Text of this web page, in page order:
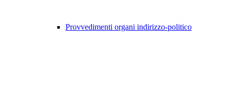
Provvedimenti organi indirizzo-politico